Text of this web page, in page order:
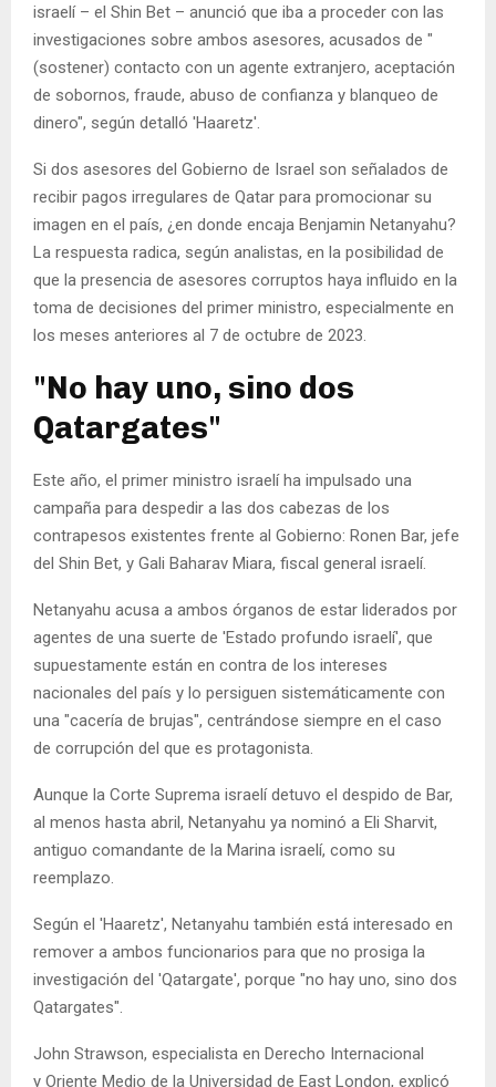
israelí – el Shin Bet – anunció que iba a proceder con las
investigaciones sobre ambos asesores, acusados de "
(sostener) contacto con un agente extranjero, aceptación
de sobornos, fraude, abuso de confianza y blanqueo de
dinero", según detalló 'Haaretz'.
Si dos asesores del Gobierno de Israel son señalados de
recibir pagos irregulares de Qatar para promocionar su
imagen en el país, ¿en donde encaja Benjamin Netanyahu?
La respuesta radica, según analistas, en la posibilidad de
que la presencia de asesores corruptos haya influido en la
toma de decisiones del primer ministro, especialmente en
los meses anteriores al 7 de octubre de 2023.
"No hay uno, sino dos
Qatargates"
Este año, el primer ministro israelí ha impulsado una
campaña para despedir a las dos cabezas de los
contrapesos existentes frente al Gobierno: Ronen Bar, jefe
del Shin Bet, y Gali Baharav Miara, fiscal general israelí.
Netanyahu acusa a ambos órganos de estar liderados por
agentes de una suerte de 'Estado profundo israelí', que
supuestamente están en contra de los intereses
nacionales del país y lo persiguen sistemáticamente con
una "cacería de brujas", centrándose siempre en el caso
de corrupción del que es protagonista.
Aunque la Corte Suprema israelí detuvo el despido de Bar,
al menos hasta abril, Netanyahu ya nominó a Eli Sharvit,
antiguo comandante de la Marina israelí, como su
reemplazo.
Según el 'Haaretz', Netanyahu también está interesado en
remover a ambos funcionarios para que no prosiga la
investigación del 'Qatargate', porque "no hay uno, sino dos
Qatargates".
John Strawson, especialista en Derecho Internacional
y Oriente Medio de la Universidad de East London, explicó